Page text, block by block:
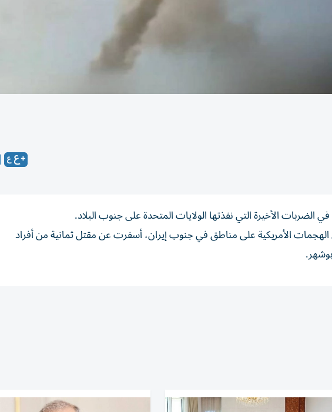
الهجمات الأمريكية على مناطق في جنوب إيران، أسفرت عن مقتل ثمانية من أفراد